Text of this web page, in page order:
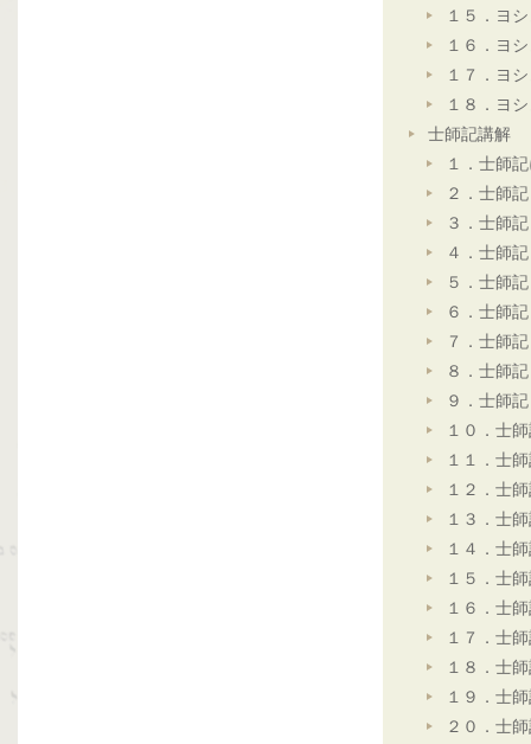
１５．ヨ
１６．ヨ
１７．ヨ
１８．ヨ
士師記講解
１．士師
２．士師
３．士師
４．士師
５．士師
６．士師
７．士師
８．士師
９．士師
１０．士
１１．士
１２．士
１３．士
１４．士
１５．士
１６．士
１７．士
１８．士
１９．士
２０．士